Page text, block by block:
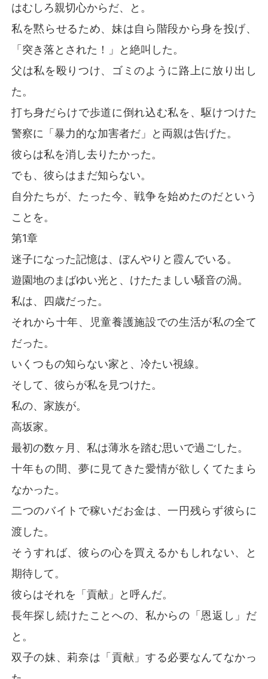
はむしろ親切心からだ、と。
私を黙らせるため、妹は自ら階段から身を投げ、
「突き落とされた！」と絶叫した。
父は私を殴りつけ、ゴミのように路上に放り出し
た。
打ち身だらけで歩道に倒れ込む私を、駆けつけた
警察に「暴力的な加害者だ」と両親は告げた。
彼らは私を消し去りたかった。
でも、彼らはまだ知らない。
自分たちが、たった今、戦争を始めたのだという
ことを。
第1章
迷子になった記憶は、ぼんやりと霞んでいる。
遊園地のまばゆい光と、けたたましい騒音の渦。
私は、四歳だった。
それから十年、児童養護施設での生活が私の全て
だった。
いくつもの知らない家と、冷たい視線。
そして、彼らが私を見つけた。
私の、家族が。
高坂家。
最初の数ヶ月、私は薄氷を踏む思いで過ごした。
十年もの間、夢に見てきた愛情が欲しくてたまら
なかった。
二つのバイトで稼いだお金は、一円残らず彼らに
渡した。
そうすれば、彼らの心を買えるかもしれない、と
期待して。
彼らはそれを「貢献」と呼んだ。
長年探し続けたことへの、私からの「恩返し」だ
と。
双子の妹、莉奈は「貢献」する必要なんてなかっ